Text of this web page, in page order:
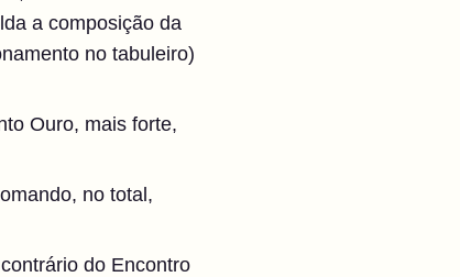
a composição da
no tabuleiro)
Ouro, mais forte,
no total,
do Encontro